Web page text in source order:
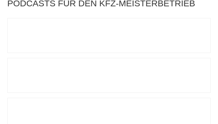
PODCASTS FÜR DEN KFZ-MEISTERBETRIEB